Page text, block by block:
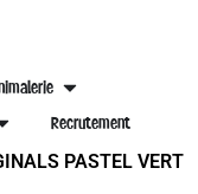
Recrutement
PASTEL VERT